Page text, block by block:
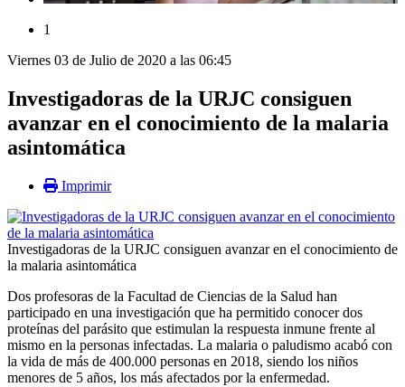
1
Viernes 03 de Julio de 2020 a las 06:45
Investigadoras de la URJC consiguen
avanzar en el conocimiento de la malaria
asintomática
Imprimir
Investigadoras de la URJC consiguen avanzar en el conocimiento de
la malaria asintomática
Dos profesoras de la Facultad de Ciencias de la Salud han
participado en una investigación que ha permitido conocer dos
proteínas del parásito que estimulan la respuesta inmune frente al
mismo en la personas infectadas. La malaria o paludismo acabó con
la vida de más de 400.000 personas en 2018, siendo los niños
menores de 5 años, los más afectados por la enfermedad.